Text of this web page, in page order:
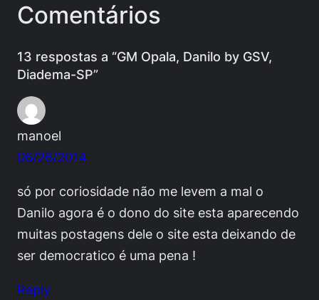
Comentários
13 respostas a “GM Opala, Danilo by GSV,
Diadema-SP”
manoel
06/26/2014
só por coriosidade não me levem a mal o
Danilo agora é o dono do site esta aparecendo
muitas postagens dele o site esta deixando de
ser democratico é uma pena !
Reply